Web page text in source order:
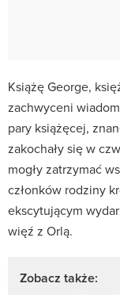
Książę George,
zachwyceni
pary książęcej,
zakochały się w
mogły zatrzymać
członków rodziny
ekscytującym
więź z Orlą.
Zobacz także: